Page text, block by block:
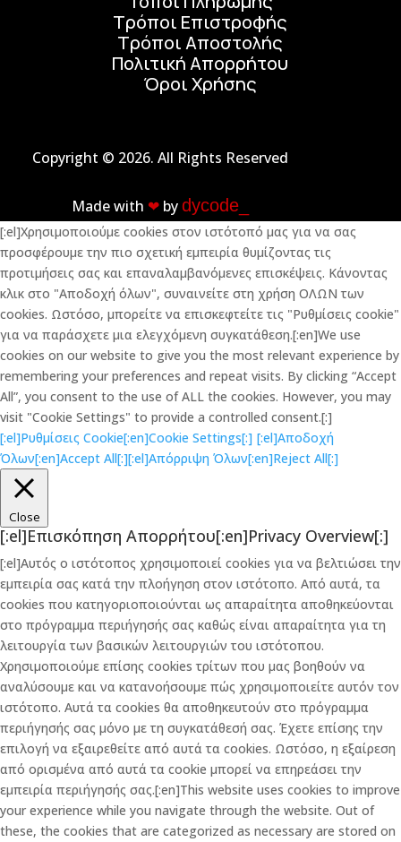
Τρόποι Επιστροφής
Τρόποι Αποστολής
Πολιτική Απορρήτου
Όροι Χρήσης
Copyright © 2026. All Rights Reserved
Made with ❤︎ bydycode_
[:el]Χρησιμοποιούμε cookies στον ιστότοπό μας για να σας
προσφέρουμε την πιο σχετική εμπειρία θυμίζοντας τις
προτιμήσεις σας και επαναλαμβανόμενες επισκέψεις. Κάνοντας
κλικ στο "Αποδοχή όλων", συναινείτε στη χρήση ΟΛΩΝ των
cookies. Ωστόσο, μπορείτε να επισκεφτείτε τις "Ρυθμίσεις cookie"
για να παράσχετε μια ελεγχόμενη συγκατάθεση.[:en]We use
cookies on our website to give you the most relevant experience by
remembering your preferences and repeat visits. By clicking “Accept
All”, you consent to the use of ALL the cookies. However, you may
visit "Cookie Settings" to provide a controlled consent.[:]
[:el]Ρυθμίσεις Cookie[:en]Cookie Settings[:] [:el]Αποδοχή
Όλων[:en]Accept All[:][:el]Απόρριψη Όλων[:en]Reject All[:]
Close
[:el]Επισκόπηση Απορρήτου[:en]Privacy Overview[:]
[:el]Αυτός ο ιστότοπος χρησιμοποιεί cookies για να βελτιώσει την
εμπειρία σας κατά την πλοήγηση στον ιστότοπο. Από αυτά, τα
cookies που κατηγοριοποιούνται ως απαραίτητα αποθηκεύονται
στο πρόγραμμα περιήγησής σας καθώς είναι απαραίτητα για τη
λειτουργία των βασικών λειτουργιών του ιστότοπου.
Χρησιμοποιούμε επίσης cookies τρίτων που μας βοηθούν να
αναλύσουμε και να κατανοήσουμε πώς χρησιμοποιείτε αυτόν τον
ιστότοπο. Αυτά τα cookies θα αποθηκευτούν στο πρόγραμμα
περιήγησής σας μόνο με τη συγκατάθεσή σας. Έχετε επίσης την
επιλογή να εξαιρεθείτε από αυτά τα cookies. Ωστόσο, η εξαίρεση
από ορισμένα από αυτά τα cookie μπορεί να επηρεάσει την
εμπειρία περιήγησής σας.[:en]This website uses cookies to improve
your experience while you navigate through the website. Out of
these, the cookies that are categorized as necessary are stored on